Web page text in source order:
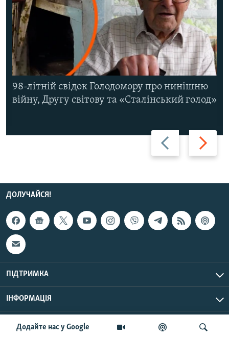
Додайте нас у Google
Назад Вперед
98-літній свідок Голодомору про нинішню
війну, Другу світову та «Сталінський голод»
ДОЛУЧАЙСЯ!
ПІДТРИМКА
ІНФОРМАЦІЯ
© Радіо Свобода, 2026 | Усі права застережено.
UTC+3